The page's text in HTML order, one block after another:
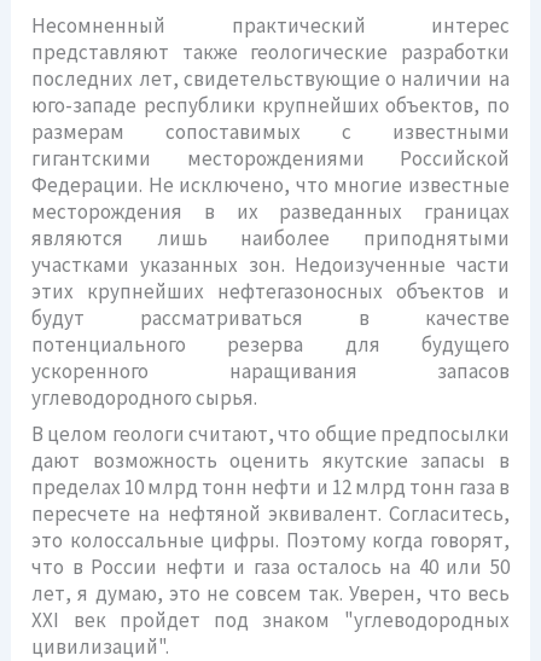
Несомненный практический интерес
представляют также геологические разработки
последних лет, свидетельствующие о наличии на
юго-западе республики крупнейших объектов, по
размерам сопоставимых с известными
гигантскими месторождениями Российской
Федерации. Не исключено, что многие известные
месторождения в их разведанных границах
являются лишь наиболее приподнятыми
участками указанных зон. Недоизученные части
этих крупнейших нефтегазоносных объектов и
будут рассматриваться в качестве
потенциального резерва для будущего
ускоренного наращивания запасов
углеводородного сырья.
В целом геологи считают, что общие предпосылки
дают возможность оценить якутские запасы в
пределах 10 млрд тонн нефти и 12 млрд тонн газа в
пересчете на нефтяной эквивалент. Согласитесь,
это колоссальные цифры. Поэтому когда говорят,
что в России нефти и газа осталось на 40 или 50
лет, я думаю, это не совсем так. Уверен, что весь
XXI век пройдет под знаком "углеводородных
цивилизаций".